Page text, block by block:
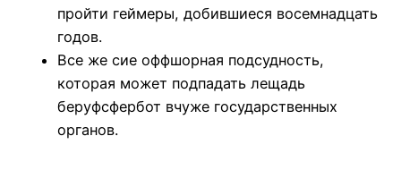
пройти геймеры, добившиеся восемнадцать
годов.
Все же сие оффшорная подсудность,
которая может подпадать лещадь
беруфсфербот вчуже государственных
органов.